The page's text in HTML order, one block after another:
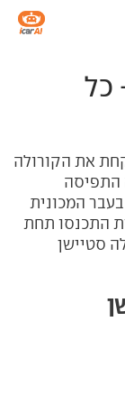
כל
את הקורולה
התפיסה
המכונית
התכנסו תחת
סטיישן